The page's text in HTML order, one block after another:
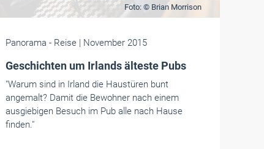
Foto: © Brian Morrison
Panorama - Reise | November 2015
Geschichten um Irlands älteste Pubs
"Warum sind in Irland die Haustüren bunt
angemalt? Damit die Bewohner nach einem
ausgiebigen Besuch im Pub alle nach Hause
finden."